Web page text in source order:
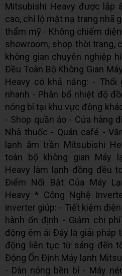
Mitsubishi Heavy được lắp
cao, chỉ lộ mặt nạ trang nhã
thẩm mỹ - Không chiếm
showroom, shop thời trang,
không gian chuyên nghiệp
Đều Toàn Bộ Không Gian
Heavy có khả năng: -
nhanh - Phân bổ nhiệt độ
nóng bí tại khu vực đông
- Shop quần áo - Cửa hàng
Nhà thuốc - Quán café -
lạnh âm trần Mitsubishi
toàn bộ không gian Máy
Heavy làm lạnh đồng đều
Điểm Nổi Bật Của Máy
Heavy * Công Nghệ
inverter giúp: - Tiết kiệm
hành ổn định - Giảm chi
động êm ái Đây là giải pháp
động liên tục từ sáng đến
Động Ổn Định Máy lạnh
- Dàn nóng bền bỉ - Máy